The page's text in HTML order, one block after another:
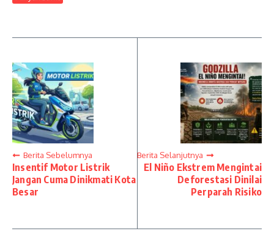
Berita Sebelumnya
Insentif Motor Listrik
Jangan Cuma Dinikmati Kota
Besar
Berita Selanjutnya
El Niño Ekstrem Mengintai
Deforestasi Dinilai
Perparah Risiko